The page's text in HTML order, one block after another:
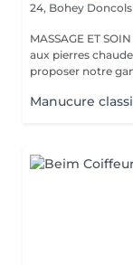
24, Bohey
MASSAGE ET SOIN Massage relaxant, énergisant, destress et
aux pierres
proposer notre
Manucure